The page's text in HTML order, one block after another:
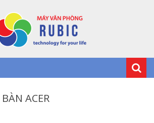
ACER